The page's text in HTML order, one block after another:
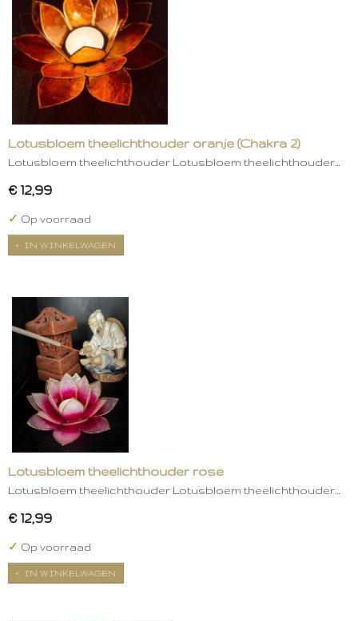
Lotusbloem theelichthouder oranje (Chakra 2)
Lotusbloem theelichthouder Lotusbloem theelichthouder…
€ 12,99
✓ Op voorraad
IN WINKELWAGEN
Lotusbloem theelichthouder rose
Lotusbloem theelichthouder Lotusbloem theelichthouder…
€ 12,99
✓ Op voorraad
IN WINKELWAGEN